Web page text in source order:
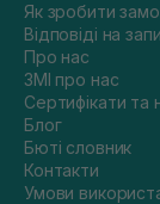
Як зробити
Відповіді на
Про нас
ЗМІ про нас
Сертифікати та
Блог
Бюті словник
Контакти
Умови